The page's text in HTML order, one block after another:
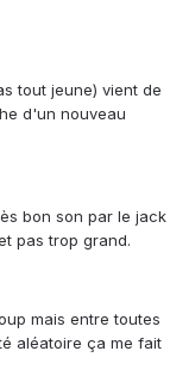
tout jeune) vient de
d'un nouveau
bon son par le jack
pas trop grand.
mais entre toutes
aléatoire ça me fait